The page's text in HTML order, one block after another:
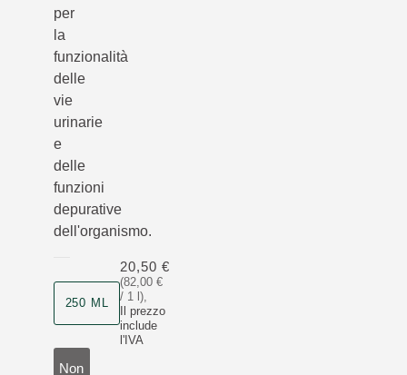
per
la
funzionalità
delle
vie
urinarie
e
delle
funzioni
depurative
dell'organismo.
250 ML
(82,00 €
/ 1 l),
Il prezzo
include
l'IVA
20,50 €
Non